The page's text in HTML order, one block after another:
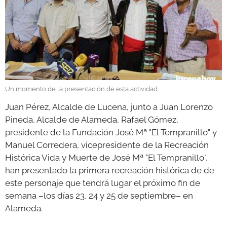
Un momento de la presentación de esta actividad
Juan Pérez, Alcalde de Lucena, junto a Juan Lorenzo
Pineda, Alcalde de Alameda, Rafael Gómez,
presidente de la Fundación José Mª "El Tempranillo" y
Manuel Corredera, vicepresidente de la Recreación
Histórica Vida y Muerte de José Mª "El Tempranillo",
han presentado la primera recreación histórica de de
este personaje que tendrá lugar el próximo fin de
semana –los días 23, 24 y 25 de septiembre– en
Alameda.